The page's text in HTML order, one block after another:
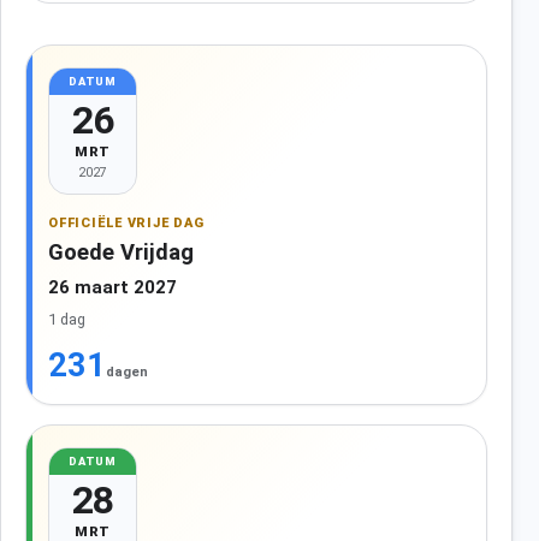
DATUM
26
MRT
2027
OFFICIËLE VRIJE DAG
Goede Vrijdag
26 maart 2027
1 dag
231 dagen
DATUM
28
MRT